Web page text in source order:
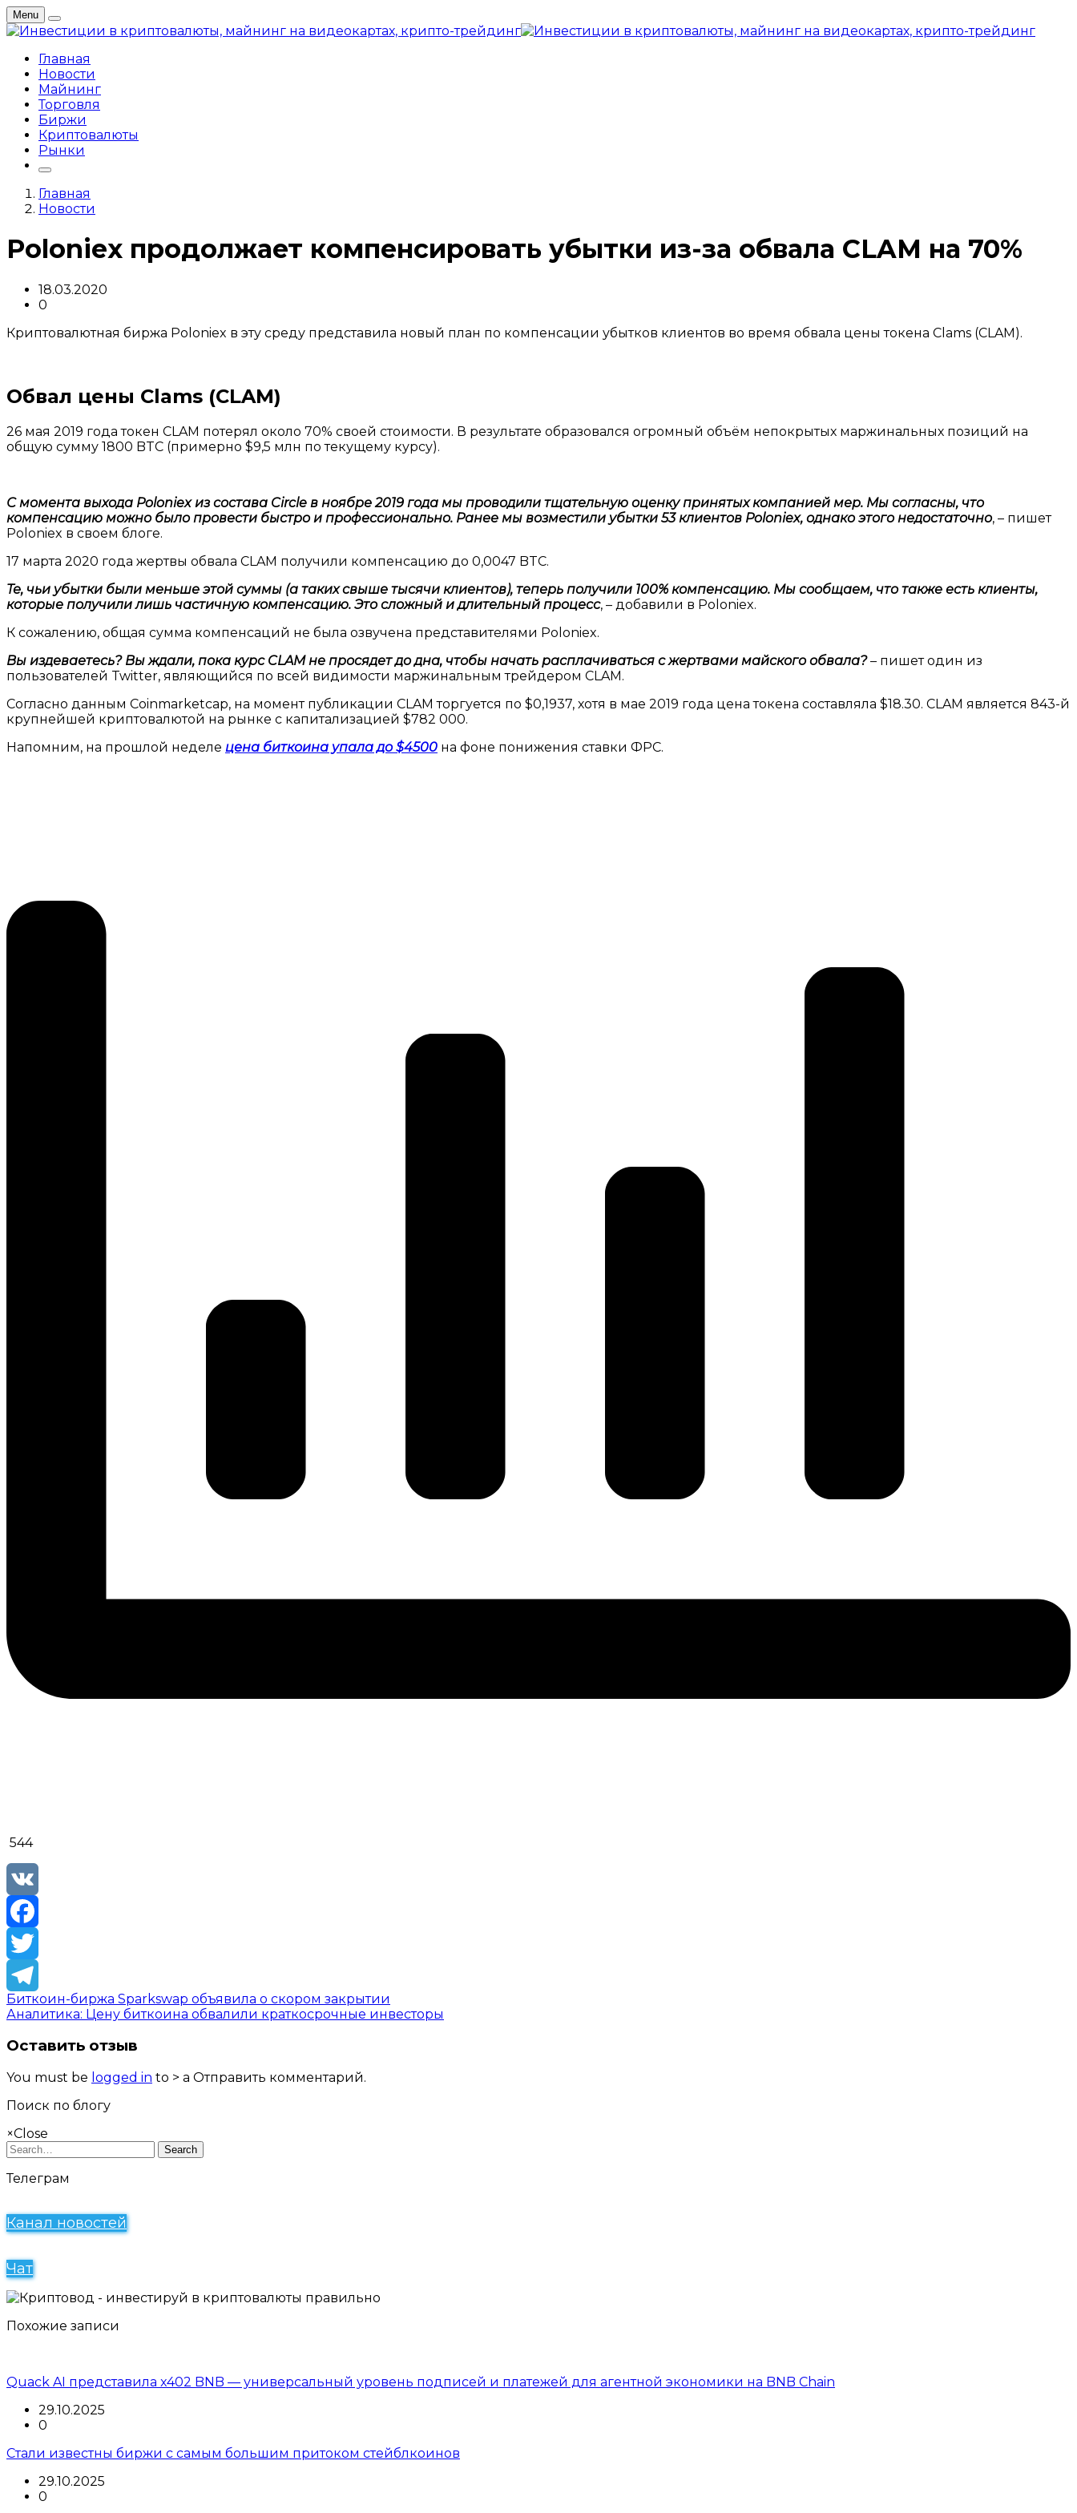
Menu
Главная
Новости
Майнинг
Торговля
Биржи
Криптовалюты
Рынки
Главная
Новости
Poloniex продолжает компенсировать убытки из-за обвала CLAM на 70%
18.03.2020
0
Криптовалютная биржа Poloniex в эту среду представила новый план по компенсации убытков клиентов во время обвала цены токена Clams (CLAM).
Обвал цены Clams (CLAM)
26 мая 2019 года токен CLAM потерял около 70% своей стоимости. В результате образовался огромный объём непокрытых маржинальных позиций на
общую сумму 1800 BTC (примерно $9,5 млн по текущему курсу).
С момента выхода Poloniex из состава Circle в ноябре 2019 года мы проводили тщательную оценку принятых компанией мер. Мы согласны, что
компенсацию можно было провести быстро и профессионально. Ранее мы возместили убытки 53 клиентов Poloniex, однако этого недостаточно, – пишет
Poloniex в своем блоге.
17 марта 2020 года жертвы обвала CLAM получили компенсацию до 0,0047 BTC.
Те, чьи убытки были меньше этой суммы (а таких свыше тысячи клиентов), теперь получили 100% компенсацию. Мы сообщаем, что также есть клиенты,
которые получили лишь частичную компенсацию. Это сложный и длительный процесс, – добавили в Poloniex.
К сожалению, общая сумма компенсаций не была озвучена представителями Poloniex.
Вы издеваетесь? Вы ждали, пока курс CLAM не просядет до дна, чтобы начать расплачиваться с жертвами майского обвала?– пишет один из
пользователей Twitter, являющийся по всей видимости маржинальным трейдером CLAM.
Согласно данным Coinmarketcap, на момент публикации CLAM торгуется по $0,1937, хотя в мае 2019 года цена токена составляла $18.30. CLAM является 843-й
крупнейшей криптовалютой на рынке с капитализацией $782 000.
Напомним, на прошлой неделе цена биткоина упала до $4500 на фоне понижения ставки ФРС.
544
VK
Facebook
Twitter
Telegram
Биткоин-биржа Sparkswap объявила о скором закрытии
Аналитика: Цену биткоина обвалили краткосрочные инвесторы
Оставить отзыв
You must be logged in to > a Отправить комментарий.
Поиск по блогу
×Close
Search
Телеграм
Канал новостей
Чат
Похожие записи
Quack AI представила x402 BNB — универсальный уровень подписей и платежей для агентной экономики на BNB Chain
29.10.2025
0
Стали известны биржи с самым большим притоком стейблкоинов
29.10.2025
0